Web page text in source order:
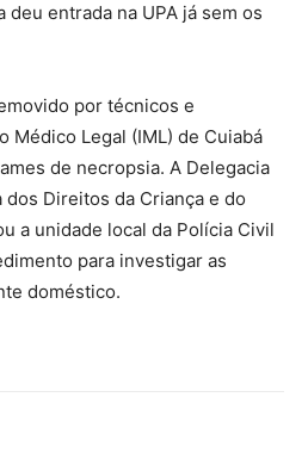
entrada na UPA já sem os
por técnicos e
Médico Legal (IML) de Cuiabá
de necropsia. A Delegacia
dos Direitos da Criança e do
a unidade local da Polícia Civil
para investigar as
doméstico.